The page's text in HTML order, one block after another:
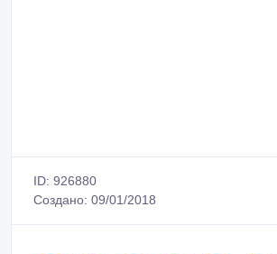
ID: 926880
Создано: 09/01/2018